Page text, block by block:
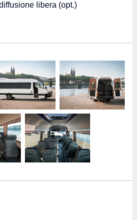
libera (opt.)